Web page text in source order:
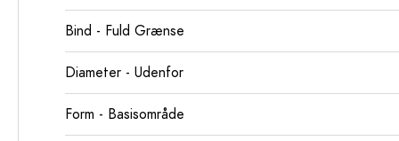
Bind - Fuld Grænse
Diameter - Udenfor
Form - Basisområde